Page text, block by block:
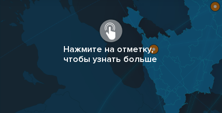
Нажмите на отметку,
чтобы узнать больше